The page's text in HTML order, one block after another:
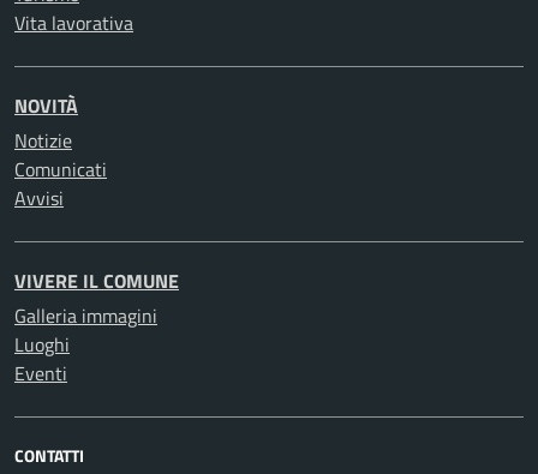
Vita lavorativa
NOVITÀ
Notizie
Comunicati
Avvisi
VIVERE IL COMUNE
Galleria immagini
Luoghi
Eventi
CONTATTI